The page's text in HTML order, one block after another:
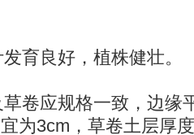
育良好，植株健壮。
卷应规格一致，边缘
为3cm，草卷土层厚